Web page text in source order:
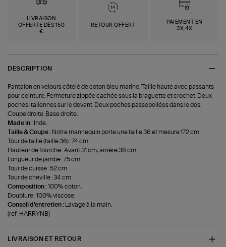
LIVRAISON
OFFERTE DÈS 150
€
RETOUR OFFERT
PAIEMENT EN
3X,4X
DESCRIPTION
Pantalon en velours côtelé de coton bleu marine. Taille haute avec passants
pour ceinture. Fermeture zippée cachée sous la braguette et crochet. Deux
poches italiennes sur le devant. Deux poches passepoilées dans le dos.
Coupe droite. Base droite.
Made in : Inde.
Taille & Coupe : Notre mannequin porte une taille 36 et mesure 172 cm.
Tour de taille (taille 36) : 74 cm.
Hauteur de fourche : Avant 31 cm, arrière 38 cm.
Longueur de jambe : 75 cm.
Tour de cuisse : 52 cm.
Tour de cheville : 34 cm.
Composition :100% coton.
Doublure : 100% viscose.
Conseil d'entretien : Lavage à la main.
(ref-HARRYNB)
LIVRAISON ET RETOUR